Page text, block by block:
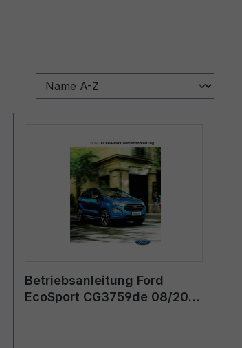
Betriebsanleitung Ford
EcoSport CG3759de 08/2019